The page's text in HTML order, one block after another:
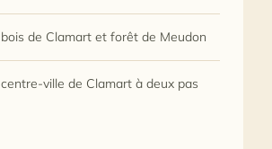
bois de Clamart et forêt de Meudon
centre-ville de Clamart à deux pas